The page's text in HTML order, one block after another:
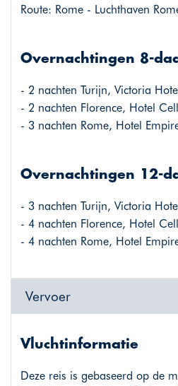
Route: Rome - Luchthaven
Overnachtingen 8-
- 2 nachten Turijn, Victoria
- 2 nachten Florence, Hotel
- 3 nachten Rome, Hotel
Overnachtingen 12-
- 3 nachten Turijn, Victoria
- 4 nachten Florence, Hotel
- 4 nachten Rome, Hotel
Vervoer
Vluchtinformatie
Deze reis is gebaseerd op de